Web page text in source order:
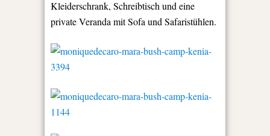
Kleiderschrank, Schreibtisch und eine
private Veranda mit Sofa und Safaristühlen.